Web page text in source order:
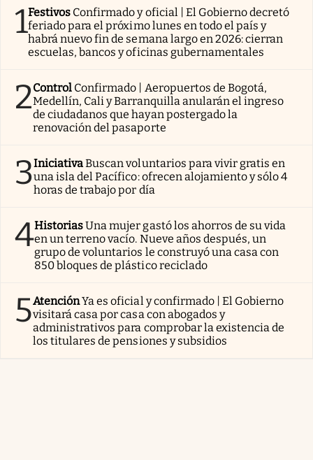
1Festivos Confirmado y oficial | El Gobierno decretó
feriado para el próximo lunes en todo el país y
habrá nuevo fin de semana largo en 2026: cierran
escuelas, bancos y oficinas gubernamentales
2Control Confirmado | Aeropuertos de Bogotá,
Medellín, Cali y Barranquilla anularán el ingreso
de ciudadanos que hayan postergado la
renovación del pasaporte
3IniciativaBuscan voluntarios para vivir gratis en
una isla del Pacífico: ofrecen alojamiento y sólo 4
horas de trabajo por día
4HistoriasUna mujer gastó los ahorros de su vida
en un terreno vacío. Nueve años después, un
grupo de voluntarios le construyó una casa con
850 bloques de plástico reciclado
5AtenciónYa es oficial y confirmado | El Gobierno
visitará casa por casa con abogados y
administrativos para comprobar la existencia de
los titulares de pensiones y subsidios